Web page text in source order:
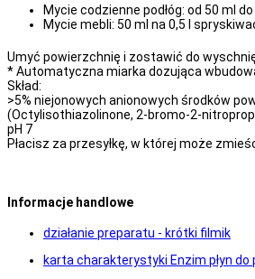
Mycie codzienne podłóg: od 50 ml
Mycie mebli: 50 ml na 0,5 l
Umyć powierzchnię i zostawić do
* Automatyczna miarka dozująca
Skład:
>5% niejonowych anionowych środków
(Octylisothiazolinone, 2-bromo-2-
pH 7
Płacisz za przesyłkę, w której może
Informacje handlowe
działanie preparatu - krótki filmik
karta charakterystyki Enzim płyn do